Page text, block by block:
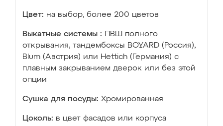
Цвет: на выбор, более 200 цветов
Выкатные системы :
ПВШ полного
открывания, тандембоксы BOYARD (Россия),
Blum (Австрия) или Hettich (Германия) с
плавным закрыванием дверок или без этой
опции
Сушка для посуды: Хромированная
Цоколь: в цвет фасадов или корпуса